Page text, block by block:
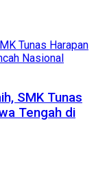
SMK Tunas
Tengah di